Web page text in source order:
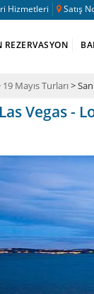
Hizmetleri Satış
REZERVASYON
19 Mayıs Turları>
Vegas -